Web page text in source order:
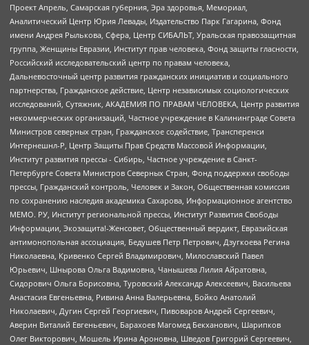
Проект Апрель, Самарская губерния, Эра здоровья, Мемориал,
Аналитический Центр Юрия Левады, Издательство Парк Гагарина, Фонд
имени Андрея Рылькова, Сфера, Центр СИБАЛЬТ, Уральская правозащитная
группа, Женщины Евразии, Институт прав человека, Фонд защиты гласности,
Российский исследовательский центр по правам человека,
Дальневосточный центр развития гражданских инициатив и социального
партнерства, Гражданское действие, Центр независимых социологических
исследований, Сутяжник, АКАДЕМИЯ ПО ПРАВАМ ЧЕЛОВЕКА, Центр развития
некоммерческих организаций, Частное учреждение в Калининграде Совета
Министров северных стран, Гражданское содействие, Трансперенси
Интернешнл-Р, Центр Защиты Прав Средств Массовой Информации,
Институт развития прессы - Сибирь, Частное учреждение в Санкт-
Петербурге Совета Министров Северных Стран, Фонд поддержки свободы
прессы, Гражданский контроль, Человек и Закон, Общественная комиссия
по сохранению наследия академика Сахарова, Информационное агентство
МЕМО. РУ, Институт региональной прессы, Институт Развития Свободы
Информации, Экозащита!-Женсовет, Общественный вердикт, Евразийская
антимонопольная ассоциация, Бедушев Петр Петрович, Дзугкоева Регина
Николаевна, Кривенко Сергей Владимирович, Милославский Павел
Юрьевич, Шнырова Ольга Вадимовна, Чанышева Лилия Айратовна,
Сидорович Ольга Борисовна, Туровский Александр Алексеевич, Васильева
Анастасия Евгеньевна, Ривина Анна Валерьевна, Бойко Анатолий
Николаевич, Дугин Сергей Георгиевич, Пивоваров Андрей Сергеевич,
Аверин Виталий Евгеньевич, Барахоев Магомед Бекханович, Шарипков
Олег Викторович, Мошель Ирина Ароновна, Шведов Григорий Сергеевич,